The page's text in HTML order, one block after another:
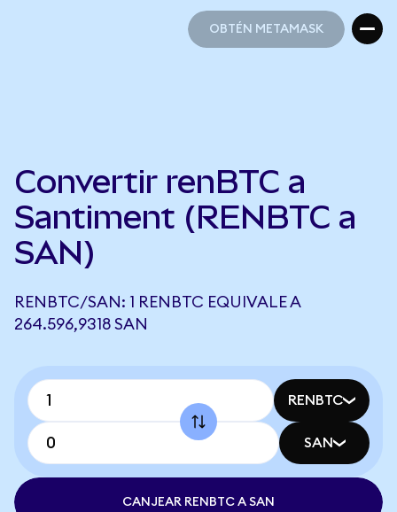
OBTÉN METAMASK
Convertir renBTC a
Santiment (RENBTC a
SAN)
RENBTC/SAN: 1 RENBTC EQUIVALE A
264.596,9318 SAN
RENBTC
SAN
CANJEAR RENBTC A SAN